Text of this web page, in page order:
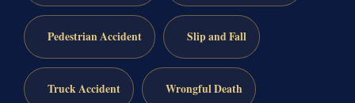
Pedestrian Accident Slip and Fall
Truck Accident Wrongful Death